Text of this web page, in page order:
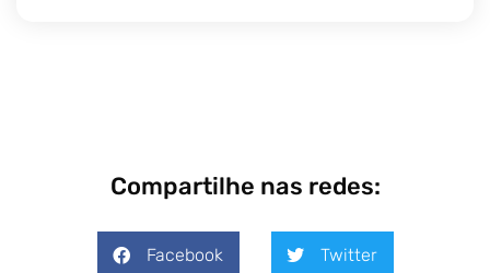
Compartilhe nas redes:
Facebook Twitter